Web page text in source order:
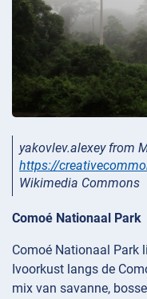
yakovlev.alexey from
https://
Wikimedia Commons
Comoé Nationaal Park
Comoé Nationaal Park
Ivoorkust langs de
mix van savanne,